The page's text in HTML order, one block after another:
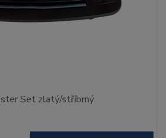
Set zlatý/stříbrný